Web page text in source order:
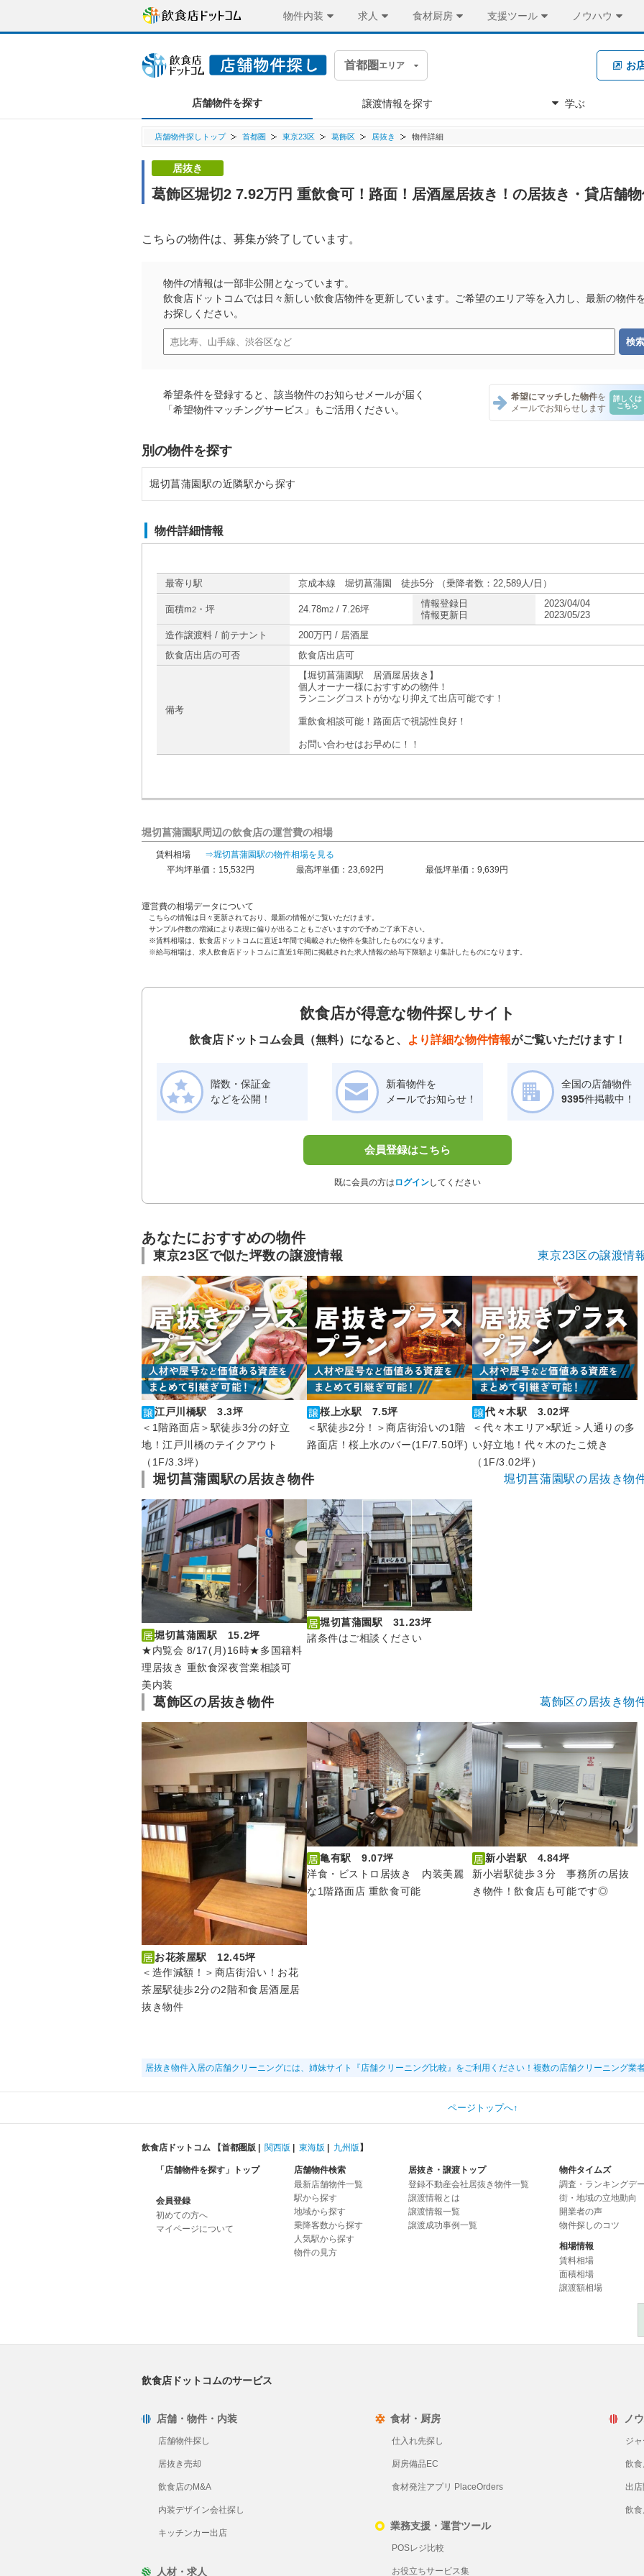
物件内装 求人 食材厨房 支援ツール ノウハウ
首都圏 エリア お
店舗物件を探す 譲渡情報を探す 学ぶ
店舗物件探しトップ 首都圏 東京23区 葛飾区 居抜き 物件詳細
居抜き
葛飾区堀切2 7.92万円 重飲食可！路面！居酒屋居抜き！の居抜き・貸店舗
こちらの物件は、募集が終了しています。
物件の情報は一部非公開となっています。
飲食店ドットコムでは日々新しい飲食店物件を更新しています。ご希望のエリア等を入力し、最新の物件
お探しください。
希望条件を登録すると、該当物件のお知らせメールが届く
「希望物件マッチングサービス」もご活用ください。
希望にマッチした物件を
メールでお知らせします
詳しくは
こちら
別の物件を探す
堀切菖蒲園駅の近隣駅から探す
物件詳細情報
最寄り駅 京成本線 堀切菖蒲園 徒歩5分 （乗降者数：22,589人/日）
面積m2 ・坪 24.78m2 / 7.26坪
情報登録日
情報更新日
2023/04/04
2023/05/23
造作譲渡料 / 前テナント
200万円 / 居酒屋
飲食店出店の可否
飲食店出店可
備考
【堀切菖蒲園駅 居酒屋居抜き】
個人オーナー様におすすめの物件！
ランニングコストがかなり抑えて出店可能です！
重飲食相談可能！路面店で視認性良好！
お問い合わせはお早めに！！
堀切菖蒲園駅周辺の飲食店の運営費の相場
賃料相場
⇒堀切菖蒲園駅の物件相場を見る
平均坪単価：15,532円
最高坪単価：23,692円 最低坪単価：9,639円
運営費の相場データについて
こちらの情報は日々更新されており、最新の情報がご覧いただけます。
サンプル件数の増減により表現に偏りが出ることもございますので予めご了承下さい。
※賃料相場は、飲食店ドットコムに直近1年間で掲載された物件を集計したものになります。
※給与相場は、求人飲食店ドットコムに直近1年間に掲載された求人情報の給与下限額より集計したものになります。
飲食店が得意な物件探しサイト
飲食店ドットコム会員（無料）になると、 より詳細な物件情報がご覧いただけます！
階数・保証金
などを公開！
新着物件を
メールでお知らせ！
全国の店舗物件
9395件掲載中！
会員登録はこちら
既に会員の方は ログインしてください
あなたにおすすめの物件
東京23区で似た坪数の譲渡情報 東京23区の譲渡情
江戸川橋駅 3.3坪
＜1階路面店＞駅徒歩3分の好立
地！江戸川橋のテイクアウト
（1F/3.3坪）
桜上水駅 7.5坪
＜駅徒歩2分！＞商店街沿いの1階
路面店！桜上水のバー(1F/7.50坪)
代々木駅 3.02坪
＜代々木エリア×駅近＞人通りの多
い好立地！代々木のたこ焼き
（1F/3.02坪）
堀切菖蒲園駅の居抜き物件 堀切菖蒲園駅の居抜き物
堀切菖蒲園駅 15.2坪
★内覧会 8/17(月)16時★多国籍料
理居抜き 重飲食深夜営業相談可
美内装
堀切菖蒲園駅 31.23坪
諸条件はご相談ください
葛飾区の居抜き物件 葛飾区の居抜き物
お花茶屋駅 12.45坪
＜造作減額！＞商店街沿い！お花
茶屋駅徒歩2分の2階和食居酒屋居
抜き物件
亀有駅 9.07坪
洋食・ビストロ居抜き 内装美麗
な1階路面店 重飲食可能
新小岩駅 4.84坪
新小岩駅徒歩３分 事務所の居抜
き物件！飲食店も可能です◎
居抜き物件入居の店舗クリーニングには、姉妹サイト『店舗クリーニング比較』をご利用ください！複数の店舗クリーニング業
ページトップへ↑
飲食店ドットコム 【首都圏版 関西版 東海版 九州版 】
「店舗物件を探す」トップ
会員登録
初めての方へ
マイページについて
店舗物件検索
最新店舗物件一覧
駅から探す
地域から探す
乗降客数から探す
人気駅から探す
物件の見方
居抜き・譲渡トップ
登録不動産会社居抜き物件一覧
譲渡情報とは
譲渡情報一覧
譲渡成功事例一覧
物件タイムズ
調査・ランキングデ
街・地域の立地動向
開業者の声
物件探しのコツ
相場情報
賃料相場
面積相場
譲渡額相場
飲食店ドットコムのサービス
店舗・物件・内装
店舗物件探し
居抜き売却
飲食店のM&A
内装デザイン会社探し
キッチンカー出店
人材・求人
食材・厨房
仕入れ先探し
厨房備品EC
食材発注アプリ PlaceOrders
業務支援・運営ツール
POSレジ比較
お役立ちサービス集
ノ
ジ
飲
出
飲